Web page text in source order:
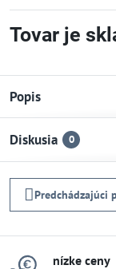
Tovar je
Popis
Diskusia 0
Predchádzajúci
nízke ceny